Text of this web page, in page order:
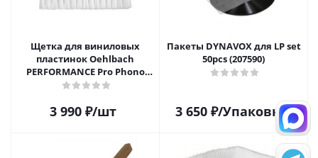
Щетка для виниловых
пластинок Oehlbach
PERFORMANCE Pro Phono
Brush, Record Brush,
3 990₽/шт
Пакеты DYNAVOX для LP set
50pcs (207590)
3 650₽/Упаковка